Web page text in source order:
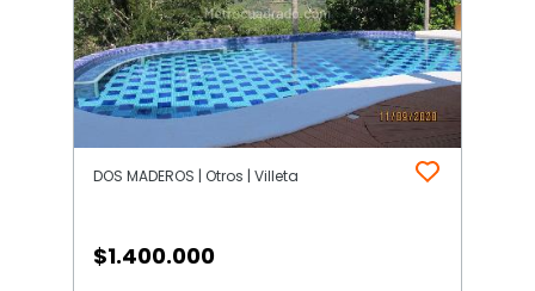
DOS MADEROS | Otros | Villeta
$1.400.000